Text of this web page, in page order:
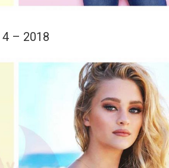
– 2018